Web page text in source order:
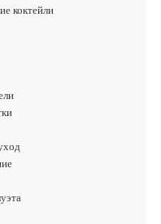
коктейли